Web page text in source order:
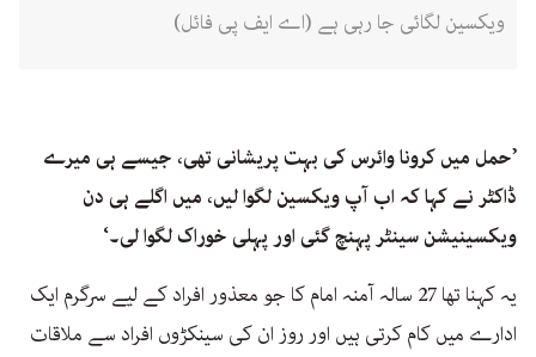
ویکسین لگائی جا رہی ہے (اے ایف پی فائل)
’حمل میں کرونا وائرس کی بہت پریشانی تھی، جیسے ہی میرے
ڈاکٹر نے کہا کہ اب آپ ویکسین لگوا لیں، میں اگلے ہی دن
ویکسینیشن سینٹر پہنچ گئی اور پہلی خوراک لگوا لی۔‘
یہ کہنا تھا 27 سالہ آمنہ امام کا جو معذور افراد کے لیے سرگرم ایک
ادارے میں کام کرتی ہیں اور روز ان کی سینکڑوں افراد سے ملاقات